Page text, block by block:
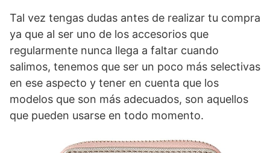
Tal vez tengas dudas antes de realizar tu compra
ya que al ser uno de los accesorios que
regularmente nunca llega a faltar cuando
salimos, tenemos que ser un poco más selectivas
en ese aspecto y tener en cuenta que los
modelos que son más adecuados, son aquellos
que pueden usarse en todo momento.